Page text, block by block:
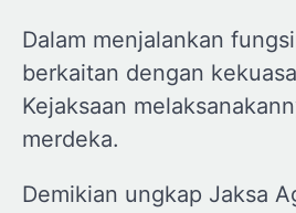
Dalam menjalankan
berkaitan dengan
Kejaksaan
merdeka.
Demikian ungkap Jaksa